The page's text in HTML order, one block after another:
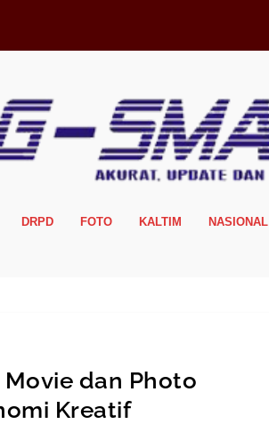
DRPD FOTO KALTIM NASIONAL
dan Photo
Kreatif